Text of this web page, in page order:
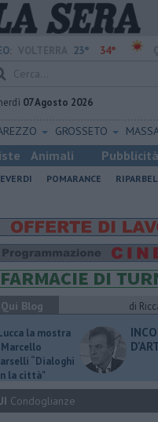
23° 34°
07 Agosto 2026
GROSSETO
Animali Pubblicità
POMARANCE
Qui Blog
di
la mostra
“Dialoghi
la città"
Condoglianze